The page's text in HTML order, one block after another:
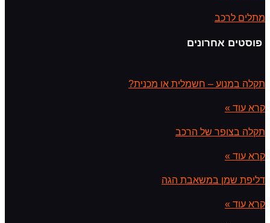
מתלים לרכב
פוסטים אחרונים
תקלה במנוע – חשמלית או מכנית?
קרא עוד »
תקלה בצופר של הרכב
קרא עוד »
דליפת שמן במשאבת הגה
קרא עוד »